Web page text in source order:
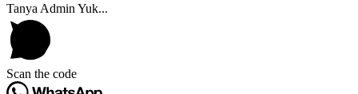
Tanya Admin Yuk...
Scan the code